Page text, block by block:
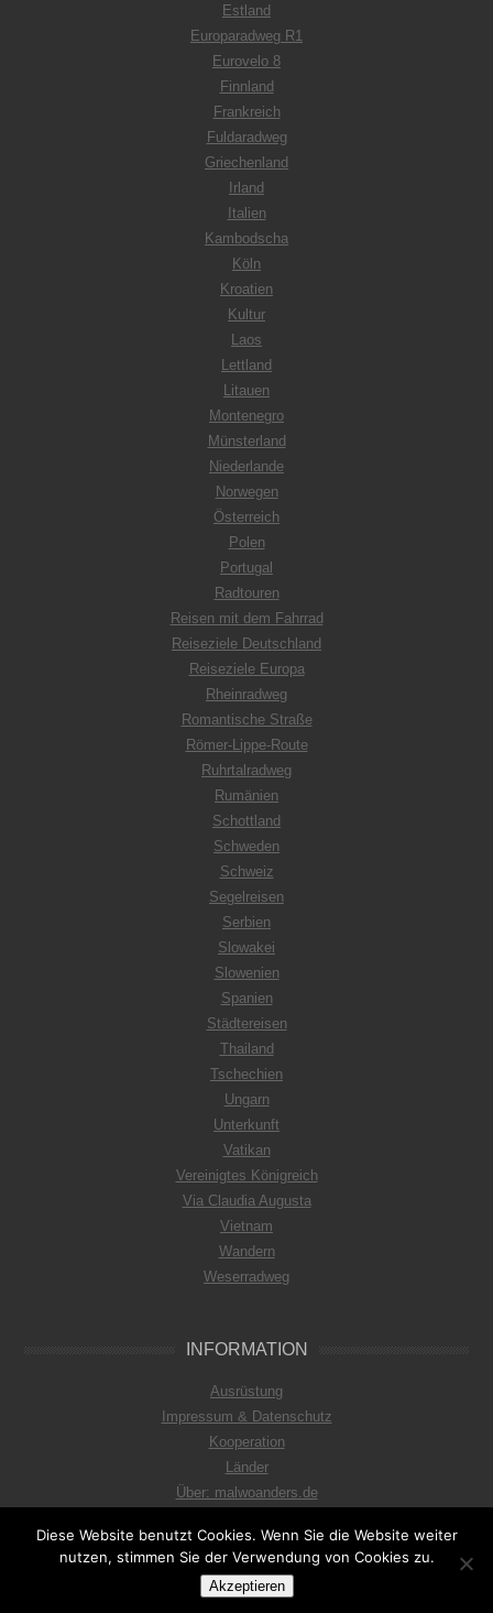
Estland
Europaradweg R1
Eurovelo 8
Finnland
Frankreich
Fuldaradweg
Griechenland
Irland
Italien
Kambodscha
Köln
Kroatien
Kultur
Laos
Lettland
Litauen
Montenegro
Münsterland
Niederlande
Norwegen
Österreich
Polen
Portugal
Radtouren
Reisen mit dem Fahrrad
Reiseziele Deutschland
Reiseziele Europa
Rheinradweg
Romantische Straße
Römer-Lippe-Route
Ruhrtalradweg
Rumänien
Schottland
Schweden
Schweiz
Segelreisen
Serbien
Slowakei
Slowenien
Spanien
Städtereisen
Thailand
Tschechien
Ungarn
Unterkunft
Vatikan
Vereinigtes Königreich
Via Claudia Augusta
Vietnam
Wandern
Weserradweg
INFORMATION
Ausrüstung
Impressum & Datenschutz
Kooperation
Länder
Über: malwoanders.de
Diese Website benutzt Cookies. Wenn Sie die Website weiter
nutzen, stimmen Sie der Verwendung von Cookies zu.
Akzeptieren